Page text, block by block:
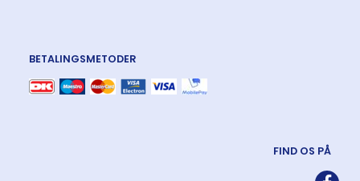
BETALINGSMETODER
FIND OS PÅ